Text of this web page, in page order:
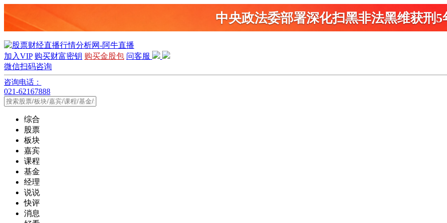
中央政法委部署深化扫黑非法黑维获刑5
加入VIP 购买财富密钥 购买金股包 问客服
微信扫码咨询
咨询电话：
021-62167888
综合
股票
板块
嘉宾
课程
基金
经理
说说
快评
消息